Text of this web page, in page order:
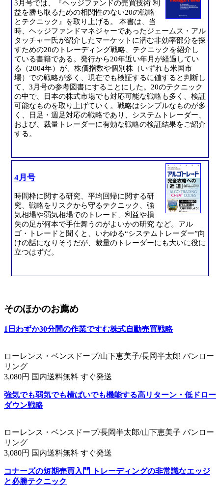
3月号では、『ヘッジファンドの売買技術 利
益を勝ち取るための相関性のない20の戦略
とテクニック』を取り上げる。 本書は、当
時、ヘッジファンドマネジャーであったジェームス・アル
タッチャー氏が紹介したマーケットに潜む非効率部分を探
すための20のトレーディング戦略、テクニックを紹介し
ている書籍である。発行から20年近い年月が経過してい
る（2004年）が、株価指数や個別株（いずれも米国市
場）での戦略が多く、現在でも検証するに値すると判断し
て、3月号の参考図書にすることにした。20のテクニック
の中で、日本の株式市場でも対応可能な戦略も多く、検証
可能なものを取り上げていく。戦略はシンプルなものが多
く、日足・週足対応の戦略であり、システムトレーダー、
および、裁量トレーダーに有効な戦略の検証結果をご紹介
する。
4月号
時間枠に関する研究、平均回帰に関する研
究、戦略をリスクから守るテクニック、強
気相場や弱気相場でのトレード、利益や損
失の足が何本で手仕舞うのがよいかの研究 など。アル
ゴ・トレードと聞くと、いわゆる“システムトレーダー”向
けの話になりそうだが、裁量のトレーダーにも大いに役に
立つはずだ。
そのほかのお薦め
1日わずか30分間の作業ですむ株式自動売買戦略
ローレンス・ベンスドープ/山下恵美子/長岡半太郎 パンロー
リング
3,080円 国内送料無料 すぐ発送
強気でも弱気でも横ばいでも機能する高リターン・低ドロー
ダウン戦略
ローレンス・ベンスドープ/長岡半太郎/山下恵美子 パンロー
リング
3,080円 国内送料無料 すぐ発送
コナーズの短期売買入門 トレーディングの非常識なエッジ
と必勝テクニック